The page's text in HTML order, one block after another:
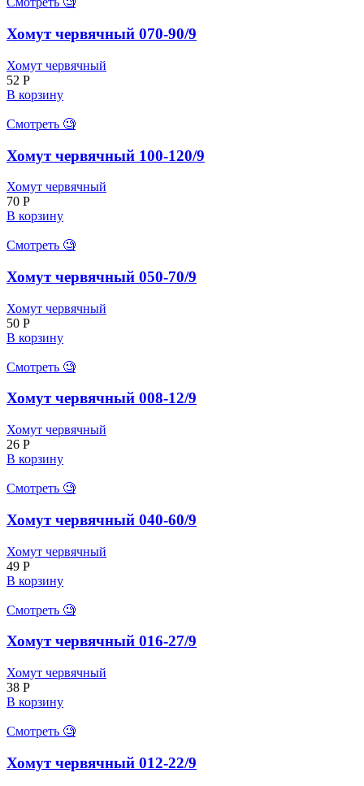
Хомут червячный 070-90/9
Хомут червячный
52 Р
В корзину
Смотреть 🧐
Хомут червячный 100-120/9
Хомут червячный
70 Р
В корзину
Смотреть 🧐
Хомут червячный 050-70/9
Хомут червячный
50 Р
В корзину
Смотреть 🧐
Хомут червячный 008-12/9
Хомут червячный
26 Р
В корзину
Смотреть 🧐
Хомут червячный 040-60/9
Хомут червячный
49 Р
В корзину
Смотреть 🧐
Хомут червячный 016-27/9
Хомут червячный
38 Р
В корзину
Смотреть 🧐
Хомут червячный 012-22/9